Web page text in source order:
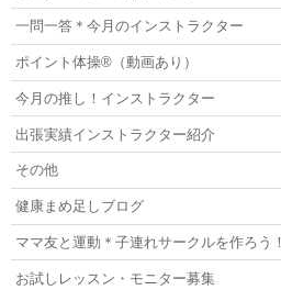
一問一答＊今月のインストラクター
ポイント体操®（動画あり）
今月の推し！インストラクター
出張実績インストラクター紹介
その他
健康まめ足しブログ
ママ友と運動＊子連れサークルを作ろう！
お試しレッスン・モニター募集